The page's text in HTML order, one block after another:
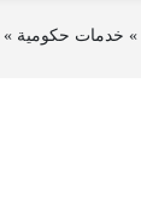
» خدمات حكومية »